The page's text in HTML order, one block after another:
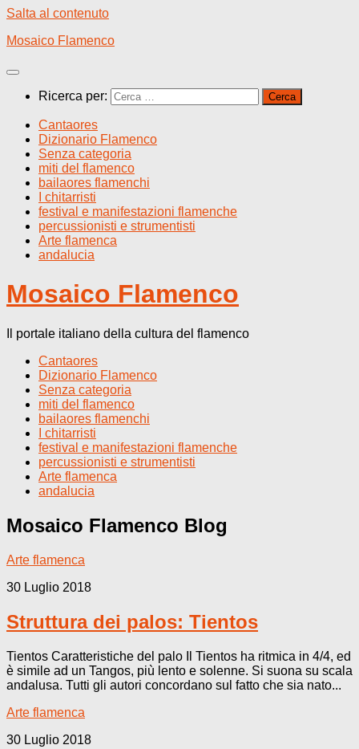
Salta al contenuto
Mosaico Flamenco
Ricerca per:
Cantaores
Dizionario Flamenco
Senza categoria
miti del flamenco
bailaores flamenchi
I chitarristi
festival e manifestazioni flamenche
percussionisti e strumentisti
Arte flamenca
andalucia
Mosaico Flamenco
Il portale italiano della cultura del flamenco
Cantaores
Dizionario Flamenco
Senza categoria
miti del flamenco
bailaores flamenchi
I chitarristi
festival e manifestazioni flamenche
percussionisti e strumentisti
Arte flamenca
andalucia
Mosaico Flamenco Blog
Arte flamenca
30 Luglio 2018
Struttura dei palos: Tientos
Tientos Caratteristiche del palo Il Tientos ha ritmica in 4/4, ed
è simile ad un Tangos, più lento e solenne. Si suona su scala
andalusa. Tutti gli autori concordano sul fatto che sia nato...
Arte flamenca
30 Luglio 2018